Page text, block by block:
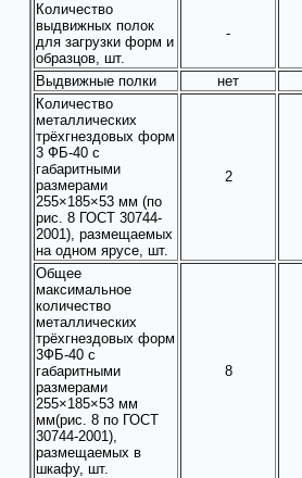
Количество
выдвижных полок
для загрузки форм и
образцов, шт.
-
Выдвижные полки
нет
Количество
металлических
трёхгнездовых форм
3 ФБ-40 с
габаритными
размерами
255×185×53 мм (по
рис. 8 ГОСТ 30744-
2001), размещаемых
на одном ярусе, шт.
2
Общее
максимальное
количество
металлических
трёхгнездовых форм
3ФБ-40 с
габаритными
размерами
255×185×53 мм
мм(рис. 8 по ГОСТ
30744-2001),
размещаемых в
шкафу, шт.
8